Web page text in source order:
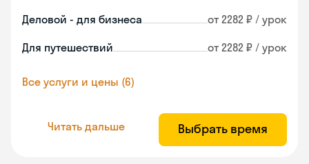
Деловой - для бизнеса от 2282 ₽ / урок
Для путешествий от 2282 ₽ / урок
Все услуги и цены (6)
Читать дальше Выбрать время